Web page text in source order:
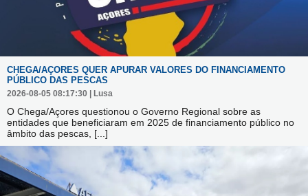
CHEGA/AÇORES QUER APURAR VALORES DO FINANCIAMENTO
PÚBLICO DAS PESCAS
2026-08-05 08:17:30 | Lusa
O Chega/Açores questionou o Governo Regional sobre as
entidades que beneficiaram em 2025 de financiamento público no
âmbito das pescas, [...]